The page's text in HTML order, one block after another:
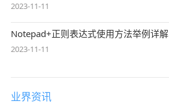
2023-11-11
Notepad+正则表达式使用方法举例详解
2023-11-11
业界资讯